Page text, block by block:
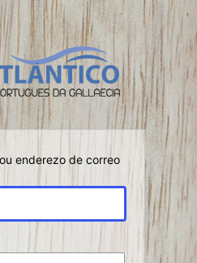
enderezo de correo